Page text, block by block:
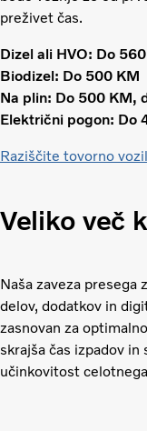
preživet čas.
Dizel ali HVO: Do
Biodizel: Do 500 KM
Na plin: Do 500 KM,
Električni pogon: Do
Raziščite tovorno
Veliko več
Naša zaveza presega
delov, dodatkov in
zasnovan za
skrajša čas izpadov
učinkovitost